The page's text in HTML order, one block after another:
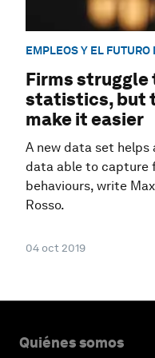
EMPLEOS Y EL FUTURO
Firms
statistics, but
make it easier
A new data set
data able to capture
behaviours, write
Rosso.
04 oct 2019
Quiénes somos